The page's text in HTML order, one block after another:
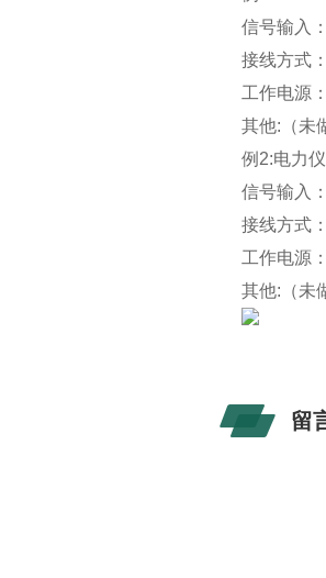
信号输入
接线方式
工作电源
其他:（未
例2:电力
信号输入
接线方式
工作电源
其他:（未
留